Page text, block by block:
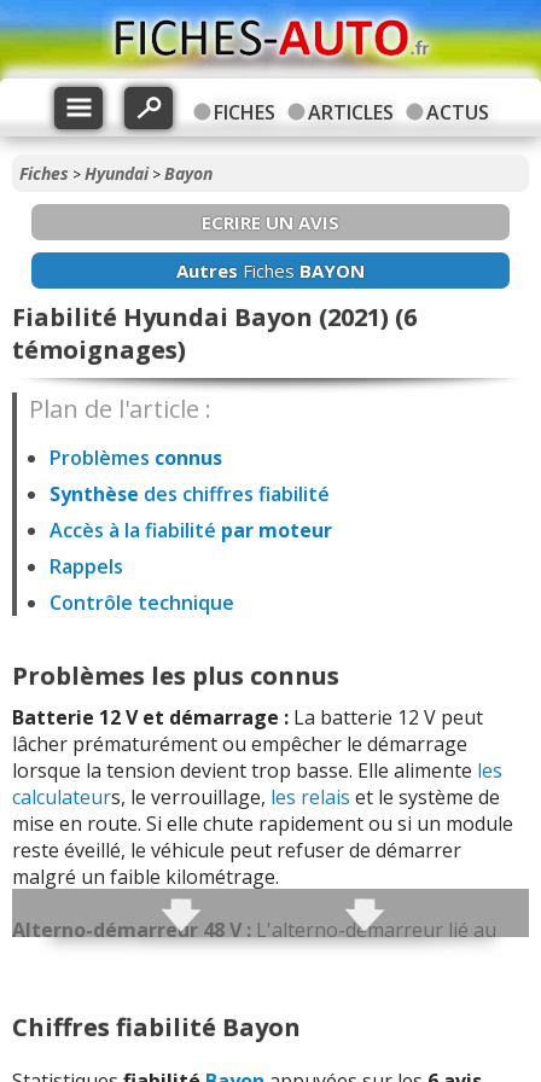
FICHES ARTICLES ACTUS
Fiches >Hyundai>Bayon
ECRIRE UN AVIS
Autres Fiches BAYON
Fiabilité Hyundai Bayon (2021) (6
témoignages)
Plan de l'article :
Problèmes connus
Synthèse des chiffres fiabilité
Accès à la fiabilité par moteur
Rappels
Contrôle technique
Problèmes les plus connus
Batterie 12 V et démarrage : La batterie 12 V peut
lâcher prématurément ou empêcher le démarrage
lorsque la tension devient trop basse. Elle alimente les
calculateurs, le verrouillage, les relais et le système de
mise en route. Si elle chute rapidement ou si un module
reste éveillé, le véhicule peut refuser de démarrer
malgré un faible kilométrage.
Alterno-démarreur 48 V : L'alterno-démarreur lié au
démarreur classique et intervient lors des redémarrages.
Chiffres fiabilité Bayon